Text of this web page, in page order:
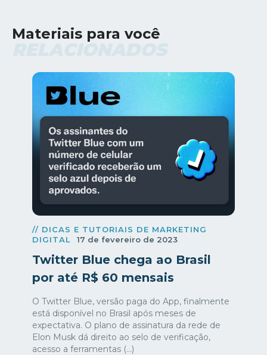
Materiais para você
// DICAS E TUTORIAIS DE MARKETING
DIGITAL
17 de fevereiro de 2023
Twitter Blue chega ao Brasil
por até R$ 60 mensais
O Twitter Blue, versão paga do App, finalmente
está disponível no Brasil após meses de
expectativa. O plano de assinatura da rede de
Elon Musk dá direito ao selo de verificação,
acesso a ferramentas (...)